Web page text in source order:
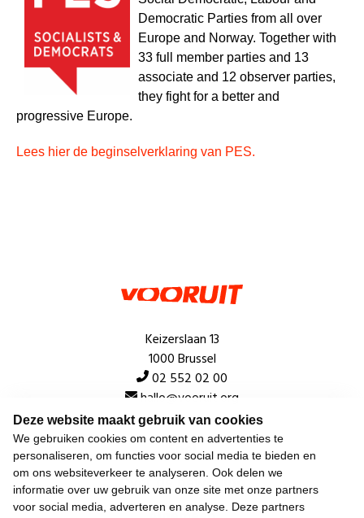
Deze website maakt gebruik van cookies
We gebruiken cookies om content en advertenties te
personaliseren, om functies voor social media te bieden en
om ons websiteverkeer te analyseren. Ook delen we
informatie over uw gebruik van onze site met onze partners
voor social media, adverteren en analyse. Deze partners
Democratic Parties from all over
Europe and Norway. Together with
33 full member parties and 13
associate and 12 observer parties,
they fight for a better and
progressive Europe.
Lees hier de beginselverklaring van PES.
Keizerslaan 13
1000 Brussel
02 552 02 00
hallo@vooruit.org
Snel
Over de beweging